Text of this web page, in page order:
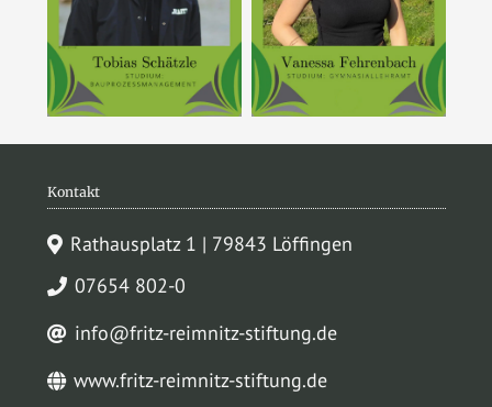
Kontakt
Rathausplatz 1 | 79843 Löffingen
07654 802-0
info@fritz-reimnitz-stiftung.de
www.fritz-reimnitz-stiftung.de